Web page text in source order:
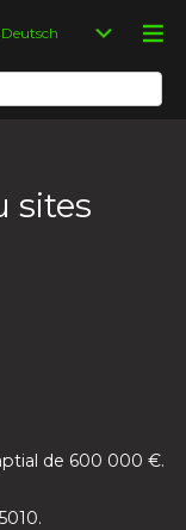
sites
de 600 000 €.